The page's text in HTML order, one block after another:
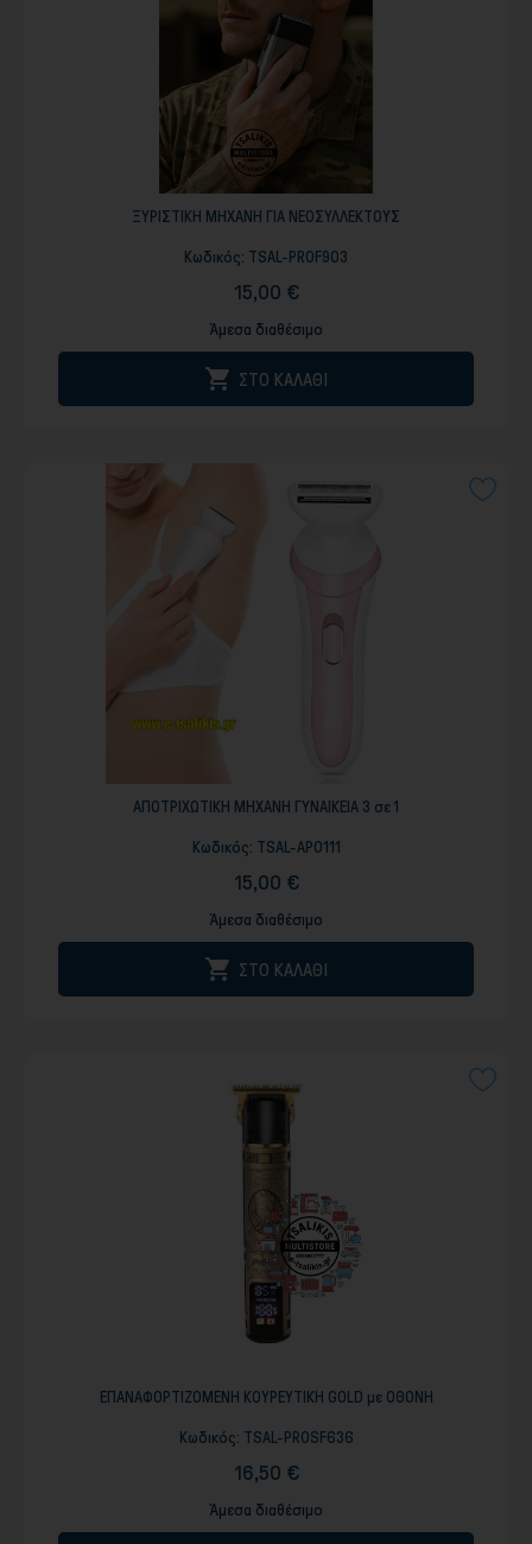
ΞΥΡΙΣΤΙΚΗ ΜΗΧΑΝΗ ΓΙΑ ΝΕΟΣΥΛΛΕΚΤΟΥΣ
Κωδικός: TSAL-PROF903
15,00 €
Άμεσα διαθέσιμο
 ΣΤΟ ΚΑΛΑΘΙ
ΑΠΟΤΡΙΧΩΤΙΚΗ ΜΗΧΑΝΗ ΓΥΝΑΙΚΕΙΑ 3 σε 1
Κωδικός: TSAL-APO111
15,00 €
Άμεσα διαθέσιμο
 ΣΤΟ ΚΑΛΑΘΙ
ΕΠΑΝΑΦΟΡΤΙΖΟΜΕΝΗ ΚΟΥΡΕΥΤΙΚΗ GOLD με ΟΘΟΝΗ
Κωδικός: TSAL-PROSF636
16,50 €
Άμεσα διαθέσιμο